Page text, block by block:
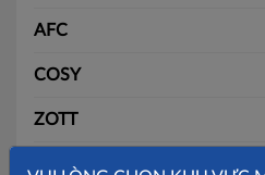
AFC
COSY
ZOTT
SLIDE